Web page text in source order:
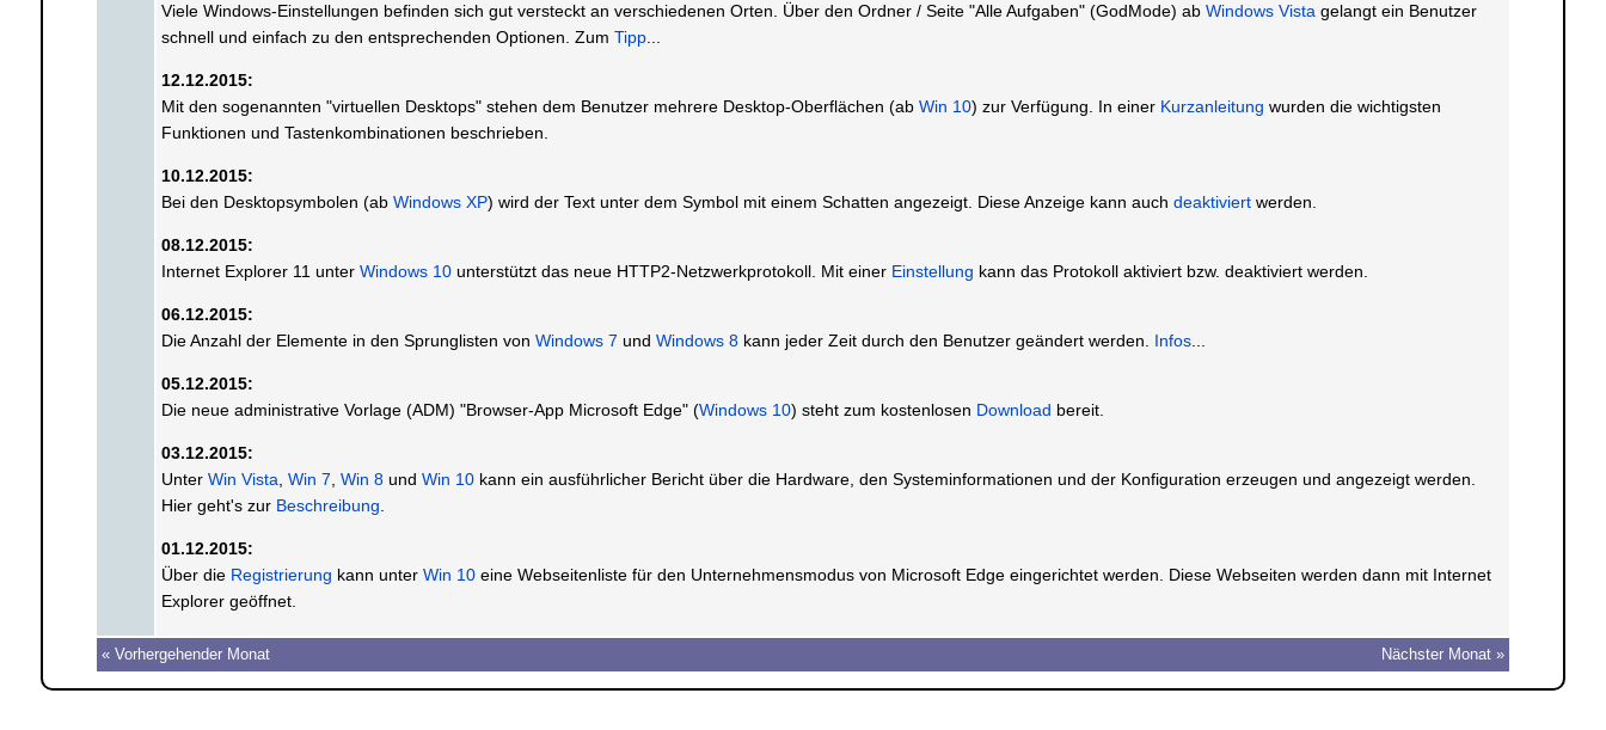
Viele Windows-Einstellungen befinden sich gut versteckt an verschiedenen Orten. Über den Ordner / Seite "Alle Aufgaben" (GodMode) ab Windows Vista gelangt ein Benutzer
schnell und einfach zu den entsprechenden Optionen. Zum Tipp...
12.12.2015:
Mit den sogenannten "virtuellen Desktops" stehen dem Benutzer mehrere Desktop-Oberflächen (ab Win 10) zur Verfügung. In einer Kurzanleitung wurden die wichtigsten
Funktionen und Tastenkombinationen beschrieben.
10.12.2015:
Bei den Desktopsymbolen (ab Windows XP) wird der Text unter dem Symbol mit einem Schatten angezeigt. Diese Anzeige kann auch deaktiviertwerden.
08.12.2015:
Internet Explorer 11 unter Windows 10unterstützt das neue HTTP2-Netzwerkprotokoll. Mit einer Einstellung kann das Protokoll aktiviert bzw. deaktiviert werden.
06.12.2015:
Die Anzahl der Elemente in den Sprunglisten von Windows 7 und Windows 8kann jeder Zeit durch den Benutzer geändert werden. Infos...
05.12.2015:
Die neue administrative Vorlage (ADM) "Browser-App Microsoft Edge" (Windows 10) steht zum kostenlosen Download bereit.
03.12.2015:
Unter Win Vista Win 7 Win 8und Win 10kann ein ausführlicher Bericht über die Hardware, den Systeminformationen und der Konfiguration erzeugen und angezeigt werden.
Hier geht's zur Beschreibung
01.12.2015:
Über die Registrierung kann unter Win 10eine Webseitenliste für den Unternehmensmodus von Microsoft Edge eingerichtet werden. Diese Webseiten werden dann mit Internet
Explorer geöffnet.
« Vorhergehender Monat Nächster Monat »